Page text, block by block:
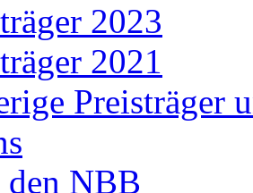
2023
2021
Preisträger
den NBB